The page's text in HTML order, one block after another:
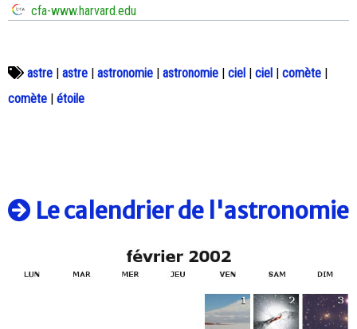
cfa-www.harvard.edu
astre | astre | astronomie | astronomie | ciel | ciel | comète |
comète | étoile
Le calendrier de l'astronomie